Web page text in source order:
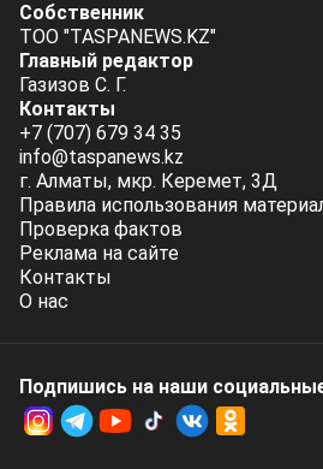
Собственник
ТОО "TASPANEWS.KZ"
Главный редактор
Газизов С. Г.
Контакты
+7 (707) 679 34 35
info@taspanews.kz
г. Алматы, мкр. Керемет, 3Д
Правила использования
Проверка фактов
Реклама на сайте
Контакты
О нас
Подпишись на наши